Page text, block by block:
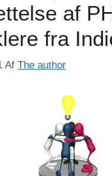
af
fra
Af The author